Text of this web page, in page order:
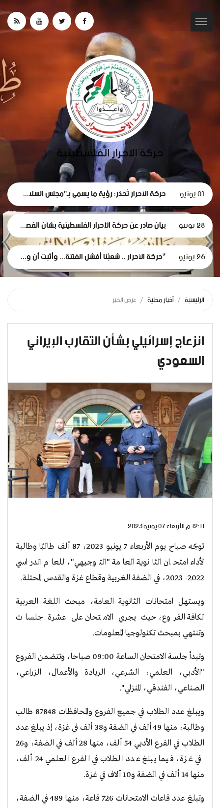
01 يونيو حركة الأحرار تُحذر: رؤية ما يسمى بـ"مجلس السلام" لغزة تهدف لتقويض الحقوق الوطنية الفلسطينية.
28 يونيو بيان صادر عن حركة الأحرار الفلسطينية بشأن الفصل التعسفي لموظفي وكالة الغوث، وإعلان التضامن مع اعتصامهم المشروع
26 يونيو *حركة الأحرار .. شعبُنا أفشلَ الفتنةَ... وأثبتَ أن وعيَه أقوى من مؤامرات الاحتلال*
الرئيسية أخبار محلية عرض الخبر
انزعاج إسرائيلي بشأن التقارب الإيراني
السعودي
12:11 م الأربعاء 07 يونيو 2023
توجّه صباح يوم الأربعاء 7 يونيو 2023، 87 ألف طالبًا وطالبة
لأداء امتحان الثانوية العامة "التوجيهي"، للعام الدراسي
2022- 2023، في الضفة الغربية وقطاع غزة والقدس المحتلة.
ويستهل امتحانات الثانوية العامة، مبحث اللغة العربية
لكافة الفروع، حيث يجري الامتحان على عشرة جلسات
وتنتهي بمبحث تكنولوجيا المعلومات.
وتبدأ جلسة الامتحان الساعة 09:00 صباحا، وتتضمن الفروع
"الأدبي، العلمي، الشرعي، الريادة والأعمال، الزراعي،
الصناعي، الفندقي، المنزلي".
ويبلغ عدد الطلاب في جميع الفروع والمحافظات 87848 طالب
وطالبة، منها 49 ألف في الضفة و38 ألف في غزة، إذ يبلغ عدد
الطلاب في الفرع الأدبي 54 ألف، منها 28 ألف في الضفة، و26
في غزة، فيما يبلغ عدد الطلاب في الفرع العلمي 24 ألف،
منها 14 ألف في الضفة و10 آلاف في غزة.
وتبلغ عدد قاعات الامتحانات 726 قاعة، منها 489 في الضفة،